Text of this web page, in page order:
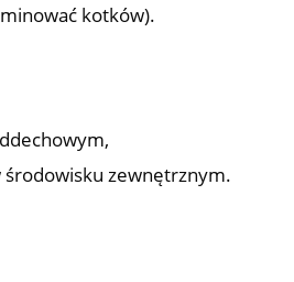
kotków).
środowisku zewnętrznym.